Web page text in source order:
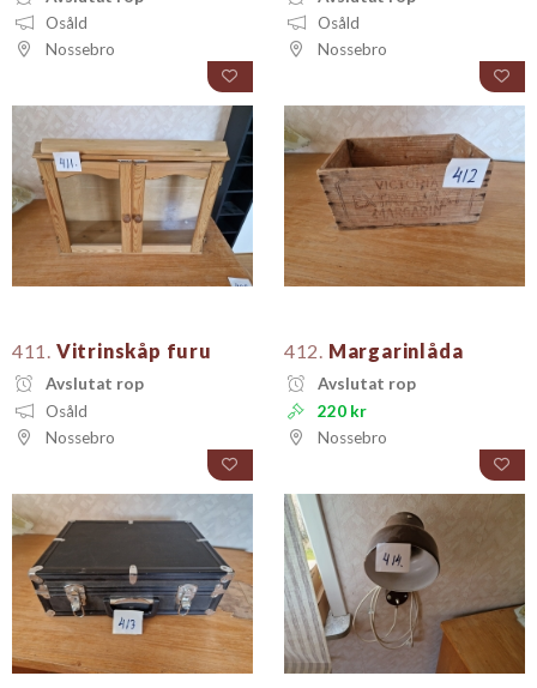
Osåld
Nossebro
Osåld
Nossebro
411. Vitrinskåp furu
Avslutat rop
Osåld
Nossebro
412. Margarinlåda
Avslutat rop
220 kr
Nossebro